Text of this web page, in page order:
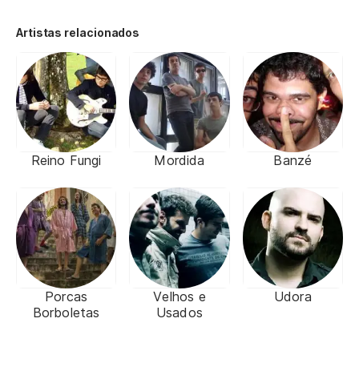
Artistas relacionados
Reino Fungi Mordida Banzé
Porcas
Borboletas
Velhos e
Usados
Udora